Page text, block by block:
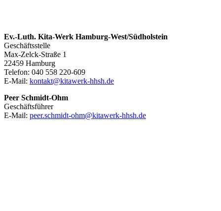
Ev.-Luth. Kita-Werk Hamburg-West/Südholstein
Geschäftsstelle
Max-Zelck-Straße 1
22459 Hamburg
Telefon: 040 558 220-609
E-Mail: kontakt@kitawerk-hhsh.de
Peer Schmidt-Ohm
Geschäftsführer
E-Mail: peer.schmidt-ohm@kitawerk-hhsh.de